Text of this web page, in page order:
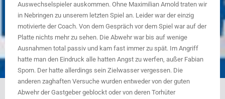
Auswechselspieler auskommen. Ohne Maximilian Arnold traten wir
in Nebringen zu unserem letzten Spiel an. Leider war der einzig
motivierte der Coach. Von dem Gespräch vor dem Spiel war auf der
Platte nichts mehr zu sehen. Die Abwehr war bis auf wenige
Ausnahmen total passiv und kam fast immer zu spät. Im Angriff
hatte man den Eindruck alle hatten Angst zu werfen, außer Fabian
Sporn. Der hatte allerdings sein Zielwasser vergessen. Die
anderen zaghaften Versuche wurden entweder von der guten
Abwehr der Gastgeber geblockt oder von deren Torhüter